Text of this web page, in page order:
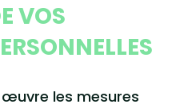
VOS
les mesures